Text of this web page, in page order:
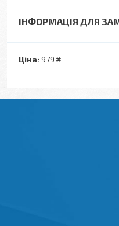
ІНФОРМАЦІЯ ДЛЯ
Ціна: 979 ₴